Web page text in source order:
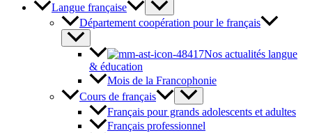
Langue française
Département coopération pour le français
Nos actualités langue
& éducation
Mois de la Francophonie
Cours de français
Français pour grands adolescents et adultes
Français professionnel